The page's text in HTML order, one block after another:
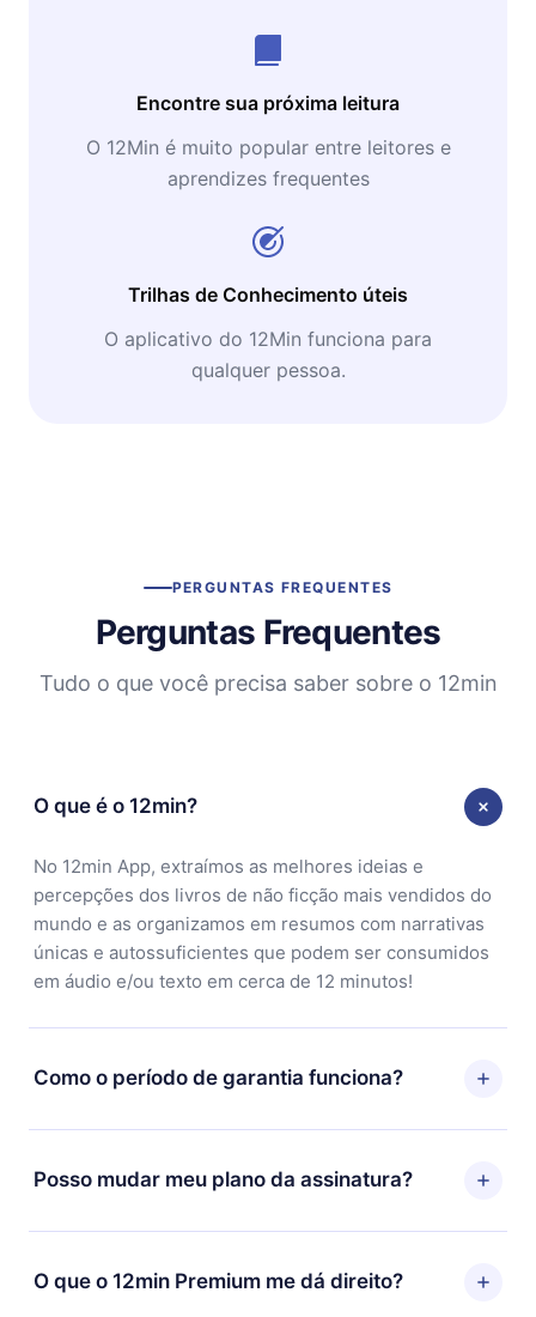
Encontre sua próxima leitura
O 12Min é muito popular entre leitores e
aprendizes frequentes
Trilhas de Conhecimento úteis
O aplicativo do 12Min funciona para
qualquer pessoa.
PERGUNTAS FREQUENTES
Perguntas Frequentes
Tudo o que você precisa saber sobre o 12min
O que é o 12min?
No 12min App, extraímos as melhores ideias e
percepções dos livros de não ficção mais vendidos do
mundo e as organizamos em resumos com narrativas
únicas e autossuficientes que podem ser consumidos
em áudio e/ou texto em cerca de 12 minutos!
Como o período de garantia funciona?
Você pode baixar nosso aplicativo e começar a
aproveitar nossa biblioteca. Se por algum motivo não
ficar satisfeito com nossa plataforma, basta entrar em
solicitar o reembolso do valor. Você receberá tudo que
Posso mudar meu plano da assinatura?
Sim, mas a mudança só se aplicará a partir do próximo
período de cobrança. Por exemplo, se você decidiu
mudar sua assinatura mensal para anual, após
O que o 12min Premium me dá direito?